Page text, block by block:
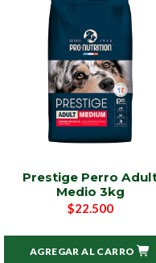
Prestige Perro
Medio 3kg
$22.500
AGREGAR AL CARRO